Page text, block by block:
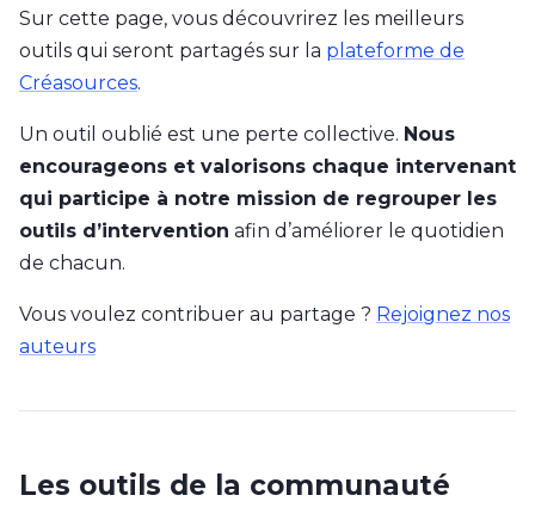
Sur cette page, vous découvrirez les meilleurs
outils qui seront partagés sur la plateforme de
Créasources.
Un outil oublié est une perte collective. Nous
encourageons et valorisons chaque intervenant
qui participe à notre mission de regrouper les
outils d’intervention afin d’améliorer le quotidien
de chacun.
Vous voulez contribuer au partage ? Rejoignez nos
auteurs
Les outils de la communauté